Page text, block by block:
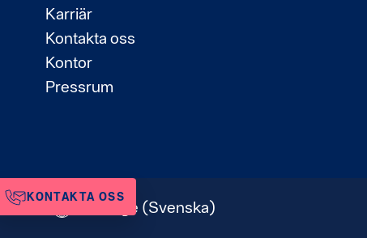
KONTAKTA OSS
Karriär
Kontakta oss
Kontor
Pressrum
Sverige (Svenska)